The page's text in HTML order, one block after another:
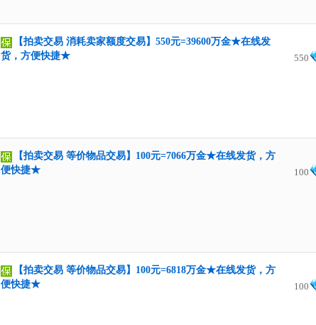
【拍卖交易 消耗卖家额度交易】550元=39600万金★在线发
货，方便快捷★
550
【拍卖交易 等价物品交易】100元=7066万金★在线发货，方
便快捷★
100
【拍卖交易 等价物品交易】100元=6818万金★在线发货，方
便快捷★
100